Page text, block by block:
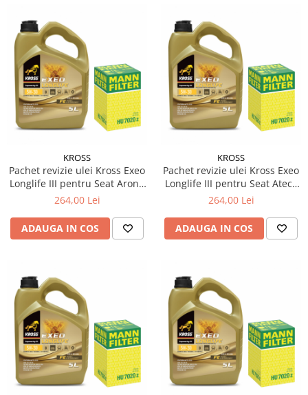
KROSS
Pachet revizie ulei Kross Exeo
Longlife III pentru Seat Arona
(KJ7, KJP) 1.6 TDI diesel 95cp
264,00 Lei
ADAUGA IN COS
KROSS
Pachet revizie ulei Kross Exeo
Longlife III pentru Seat Ateca
(KH7, KHP) 1.6 TDI diesel
264,00 Lei
ADAUGA IN COS